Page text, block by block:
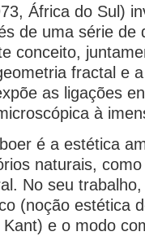
África do Sul)
de uma série de
conceito,
fractal e
as ligações
à
é a estética
naturais,
No seu
(noção estética
e o modo